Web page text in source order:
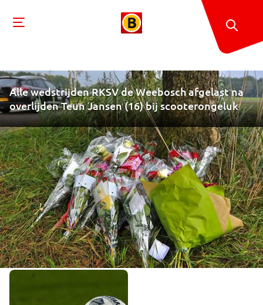
Alle wedstrijden RKSV de Weebosch afgelast na
overlijden Teun Jansen (16) bij scooterongeluk